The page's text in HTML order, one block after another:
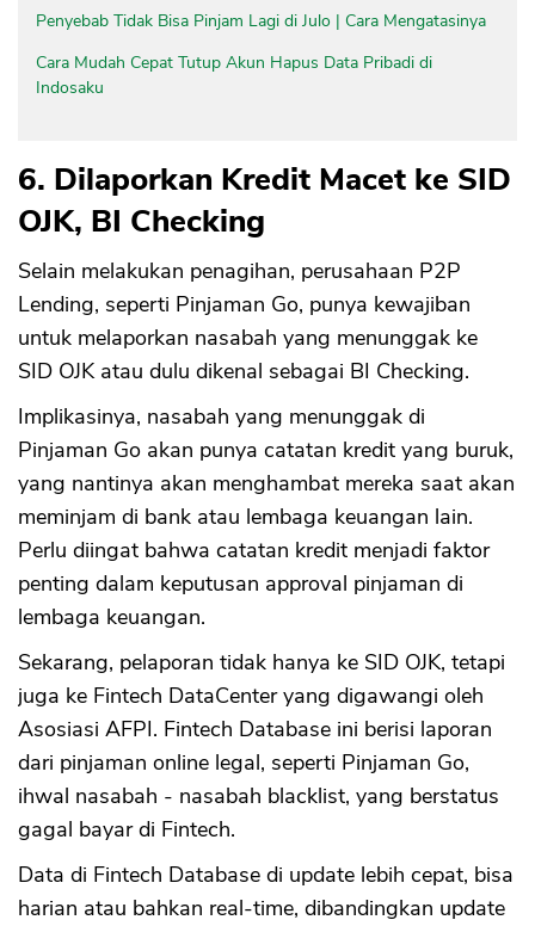
Penyebab Tidak Bisa Pinjam Lagi di Julo | Cara Mengatasinya
Cara Mudah Cepat Tutup Akun Hapus Data Pribadi di
Indosaku
6. Dilaporkan Kredit Macet ke SID
OJK, BI Checking
Selain melakukan penagihan, perusahaan P2P
Lending, seperti Pinjaman Go, punya kewajiban
untuk melaporkan nasabah yang menunggak ke
SID OJK atau dulu dikenal sebagai BI Checking.
Implikasinya, nasabah yang menunggak di
Pinjaman Go akan punya catatan kredit yang buruk,
yang nantinya akan menghambat mereka saat akan
meminjam di bank atau lembaga keuangan lain.
Perlu diingat bahwa catatan kredit menjadi faktor
penting dalam keputusan approval pinjaman di
lembaga keuangan.
Sekarang, pelaporan tidak hanya ke SID OJK, tetapi
juga ke Fintech DataCenter yang digawangi oleh
Asosiasi AFPI. Fintech Database ini berisi laporan
dari pinjaman online legal, seperti Pinjaman Go,
ihwal nasabah - nasabah blacklist, yang berstatus
gagal bayar di Fintech.
Data di Fintech Database di update lebih cepat, bisa
harian atau bahkan real-time, dibandingkan update